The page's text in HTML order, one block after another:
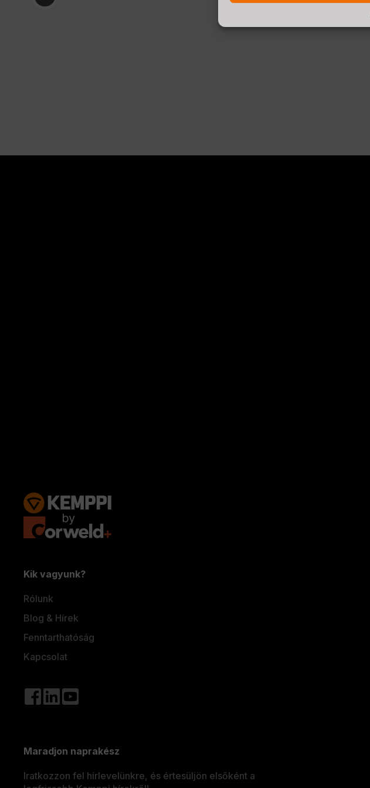
Kik vagyunk?
Rólunk
Blog & Hírek
Fenntarthatóság
Kapcsolat
Gyorslinkek
My
Számlázási
útmutató
WeldEye
pozíciók
Trafimet
Maradjon naprakész
Iratkozzon fel hírlevelünkre, és értesüljön elsőként a